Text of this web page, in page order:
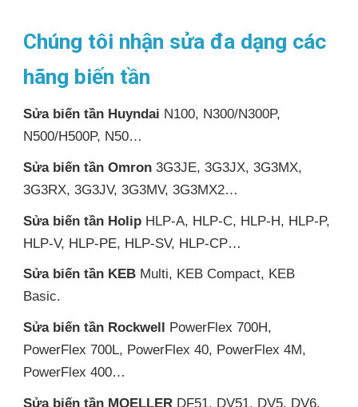
Chúng tôi nhận sửa đa dạng các
hãng biến tần
Sửa biến tần Huyndai N100, N300/N300P,
N500/H500P, N50…
Sửa biến tần Omron 3G3JE, 3G3JX, 3G3MX,
3G3RX, 3G3JV, 3G3MV, 3G3MX2…
Sửa biến tần Holip HLP-A, HLP-C, HLP-H, HLP-P,
HLP-V, HLP-PE, HLP-SV, HLP-CP…
Sửa biến tần KEB Multi, KEB Compact, KEB
Basic.
Sửa biến tần Rockwell PowerFlex 700H,
PowerFlex 700L, PowerFlex 40, PowerFlex 4M,
PowerFlex 400…
Sửa biến tần MOELLER DF51, DV51, DV5, DV6,